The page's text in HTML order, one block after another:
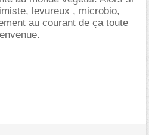
levureux , microbio,
au courant de ça toute